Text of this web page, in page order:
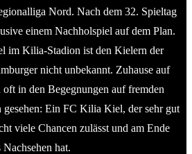
Nord. Nach dem 32. Spieltag
einem Nachholspiel auf dem Plan.
im Kilia-Stadion ist den Kielern der
nicht unbekannt. Zuhause auf
in den Begegnungen auf fremden
gesehen: Ein FC Kilia Kiel, der sehr gut
viele Chancen zulässt und am Ende
hat.